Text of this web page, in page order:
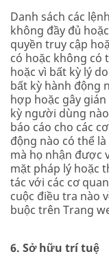
Danh sách các
không đầy đủ
quyền truy cập
có hoặc không có
hoặc vì bất kỳ lý
bất kỳ hành động
hợp hoặc gây
kỳ người dùng
báo cáo cho các
động nào có thể
mà họ nhận được
mặt pháp lý hoặc
tác với các cơ
cuộc điều tra nào
buộc trên Trang
6. Sở hữu trí tuệ